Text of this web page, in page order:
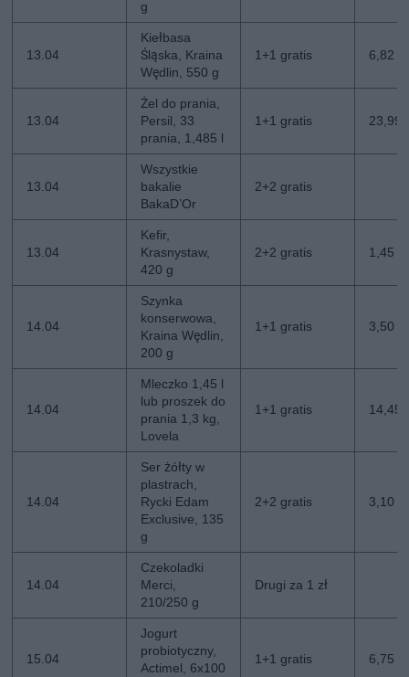
g
13.04
Kiełbasa
Śląska, Kraina
Wędlin, 550 g
1+1 gratis 6,82
13.04
Żel do prania,
Persil, 33
prania, 1,485 l
1+1 gratis 23,99
13.04
Wszystkie
bakalie
BakaD’Or
2+2 gratis
13.04
Kefir,
Krasnystaw,
420 g
2+2 gratis 1,45
14.04
Szynka
konserwowa,
Kraina Wędlin,
200 g
1+1 gratis 3,50
14.04
Mleczko 1,45 l
lub proszek do
prania 1,3 kg,
Lovela
1+1 gratis 14,45
14.04
Ser żółty w
plastrach,
Rycki Edam
Exclusive, 135
g
2+2 gratis 3,10
14.04
Czekoladki
Merci,
210/250 g
Drugi za 1 zł
15.04
Jogurt
probiotyczny,
Actimel, 6x100
1+1 gratis 6,75